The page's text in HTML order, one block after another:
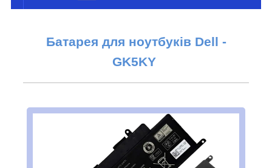
Батарея для ноутбуків Dell -
GK5KY